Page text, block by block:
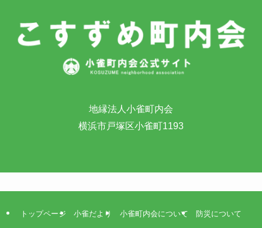
地縁法人小雀町内会
横浜市戸塚区小雀町1193
トップページ 小雀だより 小雀町内会について 防災について